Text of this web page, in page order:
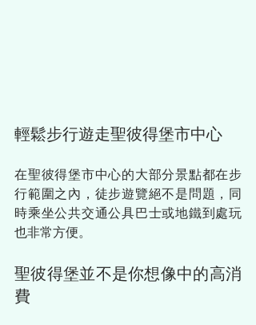
輕鬆步行遊走聖彼得堡市中心
在聖彼得堡市中心的大部分景點都在步
行範圍之內，徒步遊覽絕不是問題，同
時乘坐公共交通公具巴士或地鐵到處玩
也非常方便。
聖彼得堡並不是你想像中的高消
費